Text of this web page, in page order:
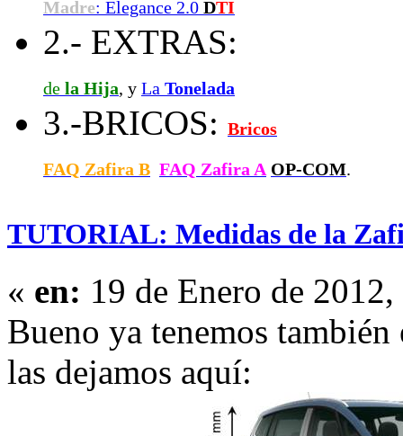
Madre: Elegance 2.0 DTI
2.- EXTRAS:
de la Hija, y La Tonelada
3.-BRICOS: Bricos
FAQ Zafira B FAQ Zafira A OP-COM.
TUTORIAL: Medidas de la
« en: 19 de Enero de
Bueno ya tenemos
las dejamos aquí: